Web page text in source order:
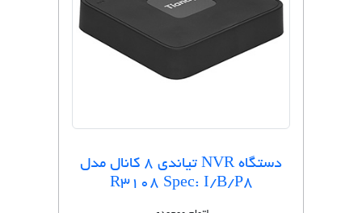
دستگاه NVR تیاندی 8 کانال مدل
R3108 Spec: I/B/P8